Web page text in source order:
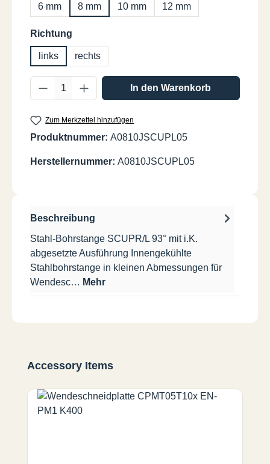
6 mm 8 mm 10 mm 12 mm
Richtung
links rechts
Produkt Anzahl: Gib den gewünschten
In den Warenkorb
Zum Merkzettel hinzufügen
Produktnummer: A0810JSCUPL05
Herstellernummer: A0810JSCUPL05
Beschreibung
Stahl-Bohrstange SCUPR/L 93° mit i.K.
abgesetzte Ausführung Innengekühlte
Stahlbohrstange in kleinen Abmessungen für
Wendesc… Mehr
Produktgalerie überspringen
Accessory Items